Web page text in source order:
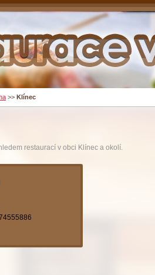
>> Klínec
restaurací v obci Klínec a okolí.